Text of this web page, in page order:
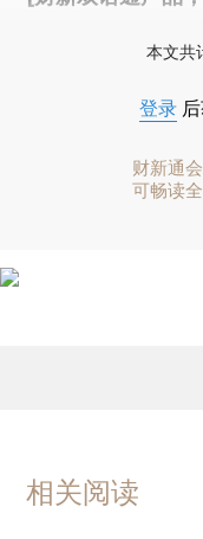
本文共
登录
财新通
可畅读
相关阅读